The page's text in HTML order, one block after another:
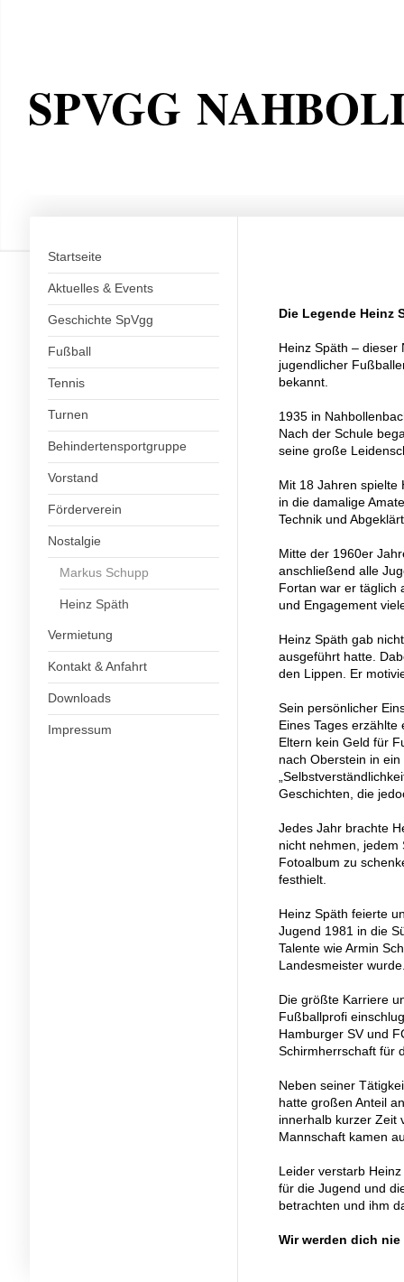
SPVGG
Startseite
Aktuelles & Events
Geschichte SpVgg
Fußball
Tennis
Turnen
Behindertensportgruppe
Vorstand
Förderverein
Nostalgie
Markus Schupp
Heinz Späth
Vermietung
Kontakt & Anfahrt
Downloads
Impressum
Die Legende Heinz
Heinz Späth – dieser
jugendlicher
bekannt.
1935 in
Nach der Schule
seine große
Mit 18 Jahren spielte
in die damalige
Technik und
Mitte der 1960er
anschließend alle
Fortan war er täglich
und Engagement
Heinz Späth gab
ausgeführt hatte.
den Lippen. Er
Sein persönlicher
Eines Tages
Eltern kein Geld für
nach Oberstein in
Geschichten, die
Jedes Jahr brachte
nicht nehmen, jedem
Fotoalbum zu
festhielt.
Heinz Späth feierte
Jugend 1981 in die
Talente wie Armin
Landesmeister
Die größte Karriere
Fußballprofi
Hamburger SV und
Schirmherrschaft für
Neben seiner
hatte großen Anteil
innerhalb kurzer Zeit
Mannschaft kamen
Leider verstarb
für die Jugend und
betrachten und ihm
Wir werden dich